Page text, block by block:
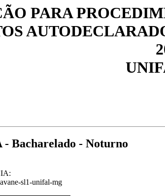
PARA
Bacharelado - Noturno
sl1-unifal-mg